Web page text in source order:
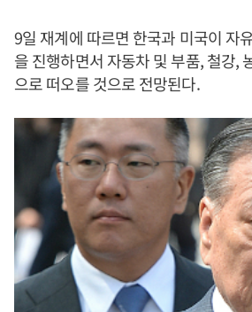
9일 재계에 따르면 한국과 미국이 자
을 진행하면서 자동차 및 부품, 철강,
으로 떠오를 것으로 전망된다.